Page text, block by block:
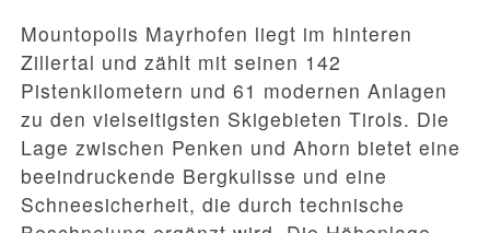
Mountopolis Mayrhofen liegt im hinteren
Zillertal und zählt mit seinen 142
Pistenkilometern und 61 modernen Anlagen
zu den vielseitigsten Skigebieten Tirols. Die
Lage zwischen Penken und Ahorn bietet eine
beeindruckende Bergkulisse und eine
Schneesicherheit, die durch technische